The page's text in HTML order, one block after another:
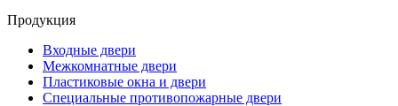
Продукция
Входные двери
Межкомнатные двери
Пластиковые окна и двери
Специальные противопожарные двери